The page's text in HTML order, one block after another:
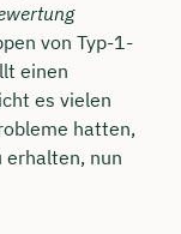
von Typ-1-
einen
es vielen
hatten,
erhalten, nun